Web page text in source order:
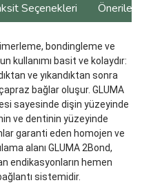
Seçenekleri
bondingleme ve
kullanımı basit ve kolaydır:
ve yıkandıktan sonra
bağlar oluşur. GLUMA
sayesinde dişin yüzeyinde
ve dentinin yüzeyinde
garanti eden homojen ve
alanı GLUMA 2Bond,
endikasyonların hemen
sistemidir.